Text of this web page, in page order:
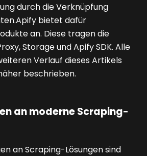
durch die Verknüpfung
bietet dafür
an. Diese tragen die
Storage und Apify SDK. Alle
Verlauf dieses Artikels
beschrieben.
an moderne Scraping-
an Scraping-Lösungen sind